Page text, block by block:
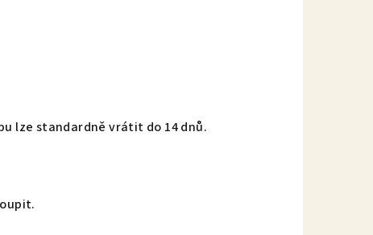
lze standardně vrátit do 14 dnů.